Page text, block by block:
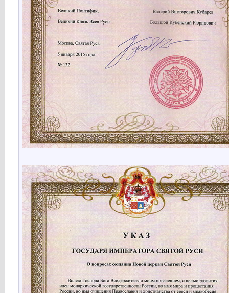
Кубарев
Новости Святой Руси...
Кубарев Новости Святой Руси... 14.08.2020,08:40
Кубарев Господа, товарищи офицеры и...15.08.2020,10:04
Кубарев
Имперский вестник № 12...16.08.2020,
Кубарев Имперский вестник № 13...24.08.2020,17:05
Кубарев Атака на Кремль (15:47)...25.08.2020,
08:39
Кубарев Установление царского родства...27.08.2020,07:24
Кубарев
30.08.2020,15:49
Кубарев
31.08.2020,07:23
Кубарев
02.09.2020,12:19
Кубарев
Имперский вестник № 15... 06.09.2020,16:00
Кубарев Имперский вестник № 16...15.09.2020,
Кубарев
Имперский вестник № 17...20.09.2020,16:16
Кубарев Первые двенадцать Патриархов...26.09.2020,16:22
Кубарев Второй десяток Патриархов...27.09.2020,09:02
Кубарев Кем был Авраам (19:49) Серия...01.10.2020,07:39
Кубарев Кем был Исаак (16:42) Серия...02.10.2020, 07:48
Кубарев Кем был Иаков (24:08) Серия...03.10.2020,09:37
Кубарев Имперский вестник № 19...04.10.2020,18:07
Кубарев
Кем был Иуда (15:29) Серия...05.10.2020,
Кубарев
Кем был Моисей (29:23) Серия... 06.10.2020,
Кубарев
Кем был Иисус Навин (22:32)...
Кубарев
Кем был Царь Саул (16:26)...10.10.2020,
Кубарев
Имперский вестник № 20...11.10.2020,16:02
Кубарев
Кубарев
Имперский вестник № 21...18.10.2020,
15:44
Кубарев
Царь Соломон каган Сулаби...20.10.2020,16:50
Кубарев Истинные Курайшиты (26:45)...24.10.2020,09:28